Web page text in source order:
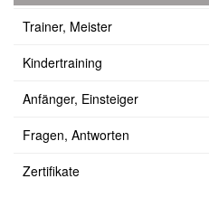
Trainer, Meister
Kindertraining
Anfänger, Einsteiger
Fragen, Antworten
Zertifikate